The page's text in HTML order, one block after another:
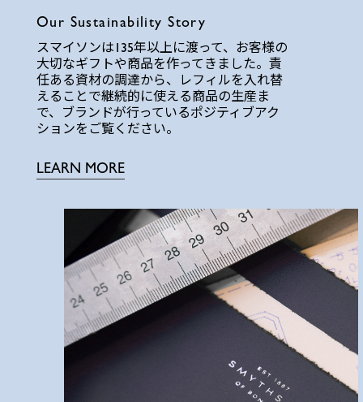
Our Sustainability Story
スマイソンは135年以上に渡って、お客様の
大切なギフトや商品を作ってきました。責
任ある資材の調達から、レフィルを入れ替
えることで継続的に使える商品の生産ま
で、ブランドが行っているポジティブアク
ションをご覧ください。
LEARN MORE